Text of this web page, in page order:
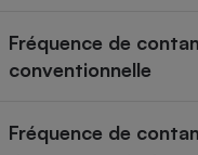
Fréquence de
conventionnelle
Fréquence de